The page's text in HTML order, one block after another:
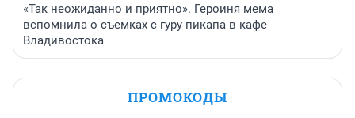
«Так неожиданно и приятно». Героиня мема
вспомнила о съемках с гуру пикапа в кафе
Владивостока
ПРОМОКОДЫ